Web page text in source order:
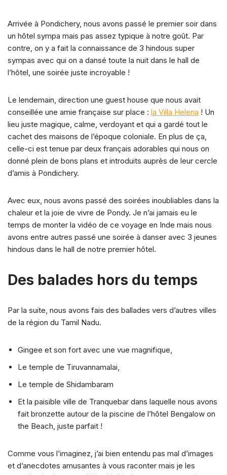
Arrivée à Pondichery, nous avons passé le premier soir dans
un hôtel sympa mais pas assez typique à notre goût. Par
contre, on y a fait la connaissance de 3 hindous super
sympas avec qui on a dansé toute la nuit dans le hall de
l’hôtel, une soirée juste incroyable !
Le lendemain, direction une guest house que nous avait
conseillée une amie française sur place : la Villa Helena ! Un
lieu juste magique, calme, verdoyant et qui a gardé tout le
cachet des maisons de l’époque coloniale. En plus de ça,
celle-ci est tenue par deux français adorables qui nous on
donné plein de bons plans et introduits auprès de leur cercle
d’amis à Pondichery.
Avec eux, nous avons passé des soirées inoubliables dans la
chaleur et la joie de vivre de Pondy. Je n’ai jamais eu le
temps de monter la vidéo de ce voyage en Inde mais nous
avons entre autres passé une soirée à danser avec 3 jeunes
hindous dans le hall de notre premier hôtel.
Des balades hors du temps
Par la suite, nous avons fais des ballades vers d’autres villes
de la région du Tamil Nadu.
Gingee et son fort avec une vue magnifique,
Le temple de Tiruvannamalai,
Le temple de Shidambaram
Et la paisible ville de Tranquebar dans laquelle nous avons
fait bronzette autour de la piscine de l’hôtel Bengalow on
the Beach, juste parfait !
Comme vous l’imaginez, j’ai bien entendu pas mal d’images
et d’anecdotes amusantes à vous raconter mais je les